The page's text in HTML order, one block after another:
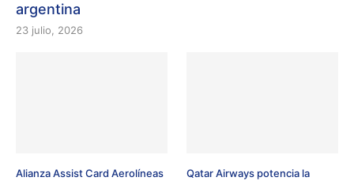
argentina
23 julio, 2026
Alianza Assist Card Aerolíneas
Qatar Airways potencia la